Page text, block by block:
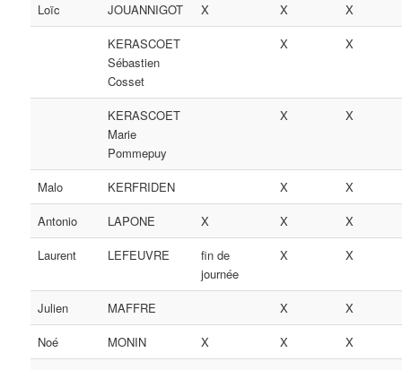
Loïc
JOUANNIGOT X X
X
KERASCOET
Sébastien
Cosset
X X
KERASCOET
Marie
Pommepuy
X X
Malo KERFRIDEN X
X
Antonio
LAPONE X X
X
Laurent
LEFEUVRE
fin de
journée
X X
Julien MAFFRE X
X
Noé
MONIN X X
X